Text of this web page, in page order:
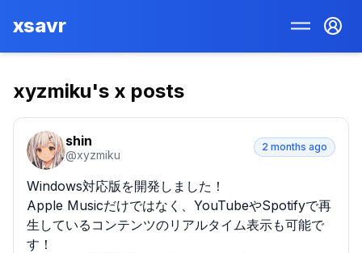
xsavr
xyzmiku's x posts
shin
@xyzmiku
2 months ago
Windows対応版を開発しました！
Apple Musicだけではなく、YouTubeやSpotifyで再
生しているコンテンツのリアルタイム表示も可能で
す！